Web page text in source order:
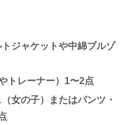
ジャケットや中綿ブルゾ
トレーナー）1〜2点
女の子）またはパンツ・